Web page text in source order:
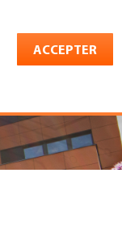
ACCEPTER
Shop